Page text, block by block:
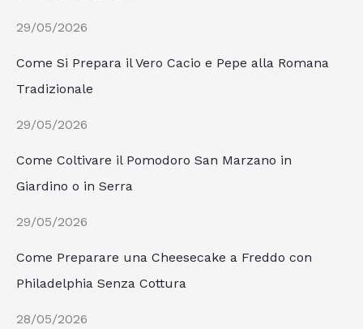
29/05/2026
Come Si Prepara il Vero Cacio e Pepe alla Romana
Tradizionale
29/05/2026
Come Coltivare il Pomodoro San Marzano in
Giardino o in Serra
29/05/2026
Come Preparare una Cheesecake a Freddo con
Philadelphia Senza Cottura
28/05/2026